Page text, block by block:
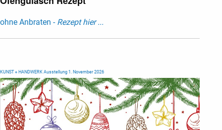
ohne Anbraten - Rezept hier ...
KUNST + HANDWERK Ausstellung 1. November 2026